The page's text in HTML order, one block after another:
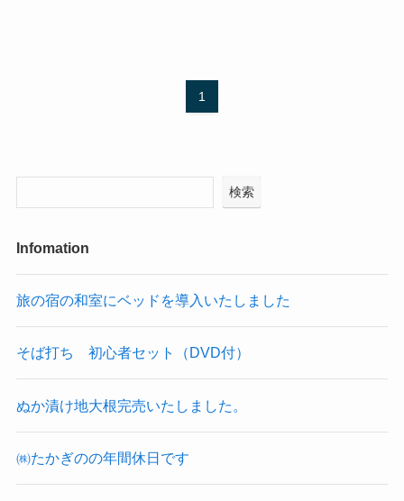
1
検索
Infomation
旅の宿の和室にベッドを導入いたしました
そば打ち 初心者セット（DVD付）
ぬか漬け地大根完売いたしました。
㈱たかぎのの年間休日です